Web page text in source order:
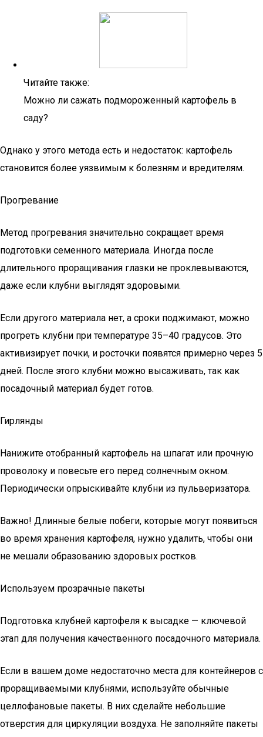
Читайте также:
Можно ли сажать подмороженный картофель в
саду?
Однако у этого метода есть и недостаток: картофель
становится более уязвимым к болезням и вредителям.
Прогревание
Метод прогревания значительно сокращает время
подготовки семенного материала. Иногда после
длительного проращивания глазки не проклевываются,
даже если клубни выглядят здоровыми.
Если другого материала нет, а сроки поджимают, можно
прогреть клубни при температуре 35–40 градусов. Это
активизирует почки, и росточки появятся примерно через 5
дней. После этого клубни можно высаживать, так как
посадочный материал будет готов.
Гирлянды
Нанижите отобранный картофель на шпагат или прочную
проволоку и повесьте его перед солнечным окном.
Периодически опрыскивайте клубни из пульверизатора.
Важно! Длинные белые побеги, которые могут появиться
во время хранения картофеля, нужно удалить, чтобы они
не мешали образованию здоровых ростков.
Используем прозрачные пакеты
Подготовка клубней картофеля к высадке — ключевой
этап для получения качественного посадочного материала.
Если в вашем доме недостаточно места для контейнеров с
проращиваемыми клубнями, используйте обычные
целлофановые пакеты. В них сделайте небольшие
отверстия для циркуляции воздуха. Не заполняйте пакеты